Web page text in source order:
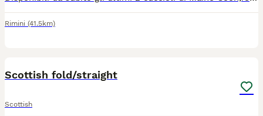
Rimini (41.5km)
Scottish fold/straight
Scottish